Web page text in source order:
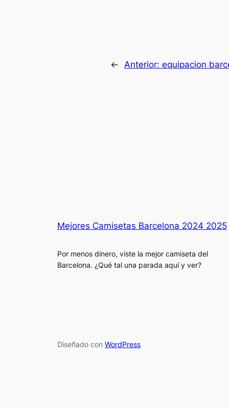
← Anterior: equipacion
Mejores Camisetas Barcelona 2024 2025
Por menos dinero, viste la mejor camiseta del
Barcelona. ¿Qué tal una parada aquí y ver?
Diseñado con WordPress